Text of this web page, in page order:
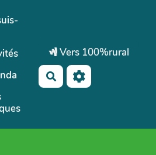
Vers 100%rural
Rechercher